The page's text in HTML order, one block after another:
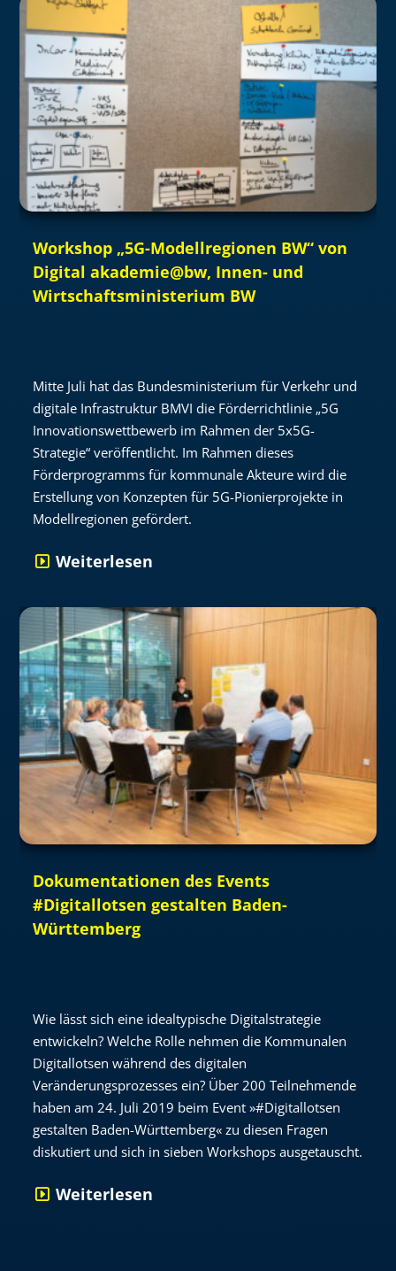
Workshop „5G-Modellregionen BW“ von
Digital akademie@bw, Innen- und
Wirtschaftsministerium BW
Mitte Juli hat das Bundesministerium für Verkehr und
digitale Infrastruktur BMVI die Förderrichtlinie „5G
Innovationswettbewerb im Rahmen der 5x5G-
Strategie“ veröffentlicht. Im Rahmen dieses
Förderprogramms für kommunale Akteure wird die
Erstellung von Konzepten für 5G-Pionierprojekte in
Modellregionen gefördert.
Weiterlesen
Dokumentationen des Events
#Digitallotsen gestalten Baden-
Württemberg
Wie lässt sich eine idealtypische Digitalstrategie
entwickeln? Welche Rolle nehmen die Kommunalen
Digitallotsen während des digitalen
Veränderungsprozesses ein? Über 200 Teilnehmende
haben am 24. Juli 2019 beim Event »#Digitallotsen
gestalten Baden-Württemberg« zu diesen Fragen
diskutiert und sich in sieben Workshops ausgetauscht.
Weiterlesen